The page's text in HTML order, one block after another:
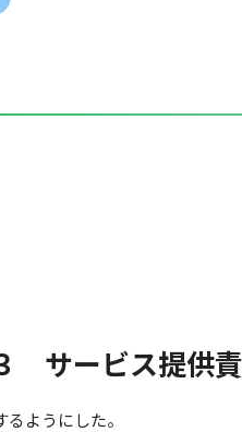
ービス提供
ようにした。